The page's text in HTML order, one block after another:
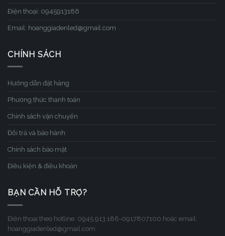
Điện thoại: 0945913186
Email: hoanggiadenled@gmail.com
CHÍNH SÁCH
Hướng dẫn đặt hàng
Phương thức thanh toán
Chính sách vận chuyển
Đổi trả và bảo hành
Chính sách bảo mật
Điều kiện & điều khoản
BẠN CẦN HỖ TRỢ?
Điện thoại theo hotline: 0945.913.186-0917807100 hoặc email:
hoanggiadenled@gmail.com